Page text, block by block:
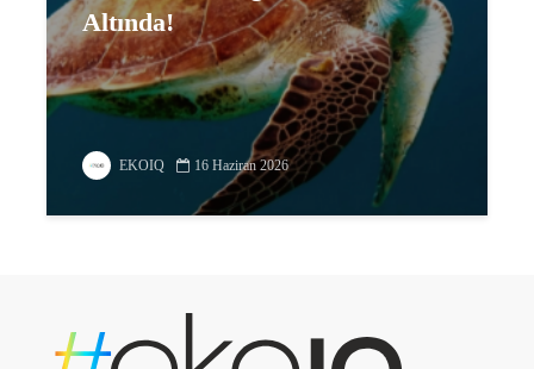
Altında!
EKOIQ 16 Haziran 2026